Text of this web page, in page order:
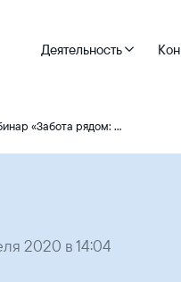
Деятельность
Вебинар «Забота рядом: сообщества, партнёрство, ресурсы»
2020 в 14:04